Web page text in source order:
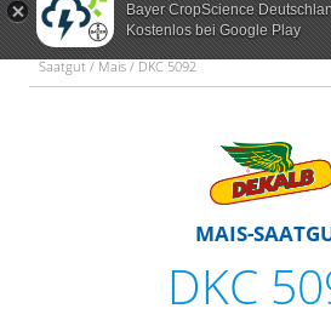
Bayer CropScience
Kostenlos bei Google Play
Saatgut / Mais / DKC 5092
MAIS-
DKC